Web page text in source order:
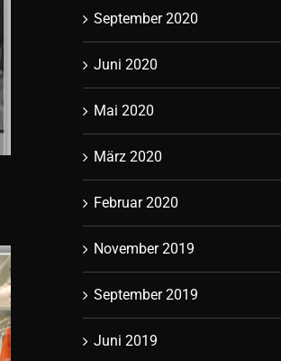
September 2020
Juni 2020
Mai 2020
März 2020
Februar 2020
November 2019
September 2019
Juni 2019